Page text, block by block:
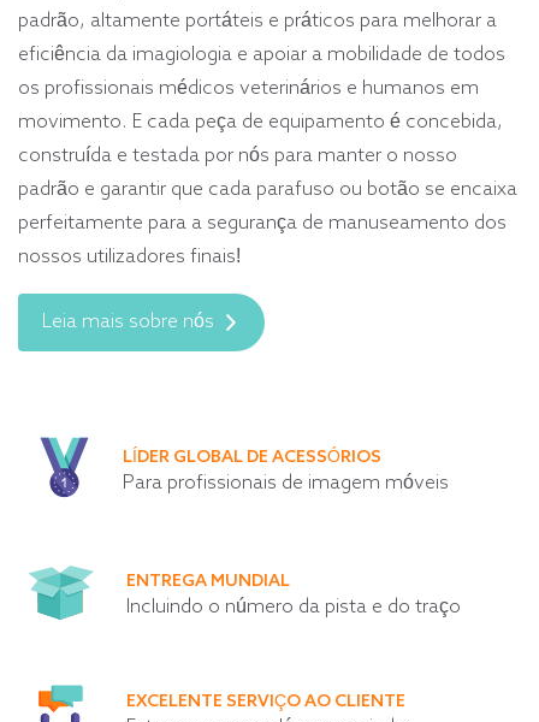
padrão, altamente portáteis e práticos para melhorar a
eficiência da imagiologia e apoiar a mobilidade de todos
os profissionais médicos veterinários e humanos em
movimento. E cada peça de equipamento é concebida,
construída e testada por nós para manter o nosso
padrão e garantir que cada parafuso ou botão se encaixa
perfeitamente para a segurança de manuseamento dos
nossos utilizadores finais!
Leia mais sobre nós
LÍDER GLOBAL DE ACESSÓRIOS
Para profissionais de imagem móveis
ENTREGA MUNDIAL
Incluindo o número da pista e do traço
EXCELENTE SERVIÇO AO CLIENTE